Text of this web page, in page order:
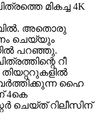
മികച്ച 4K
അതൊരു
ചെയ്യും
പറഞ്ഞു.
റീ
തിയറ്ററുകളിൽ
ഹൈ
4കെ
ചെയ്ത് റിലീസിന്